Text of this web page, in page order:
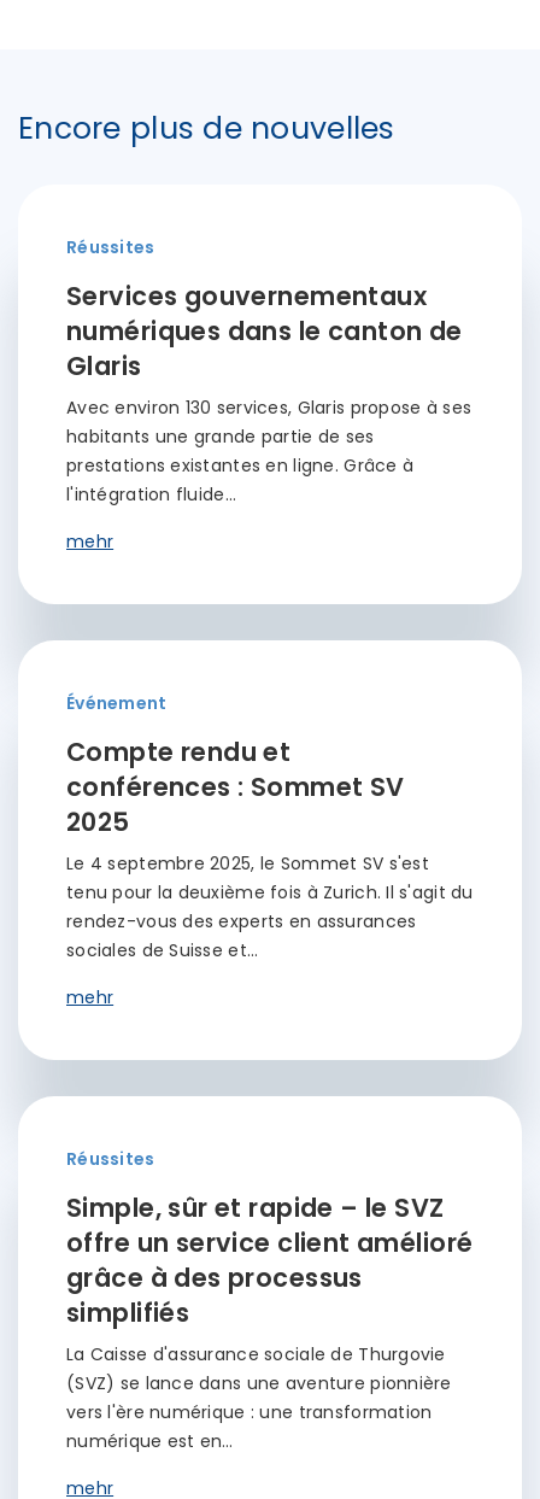
Encore plus de nouvelles
Réussites
Services gouvernementaux
numériques dans le canton de
Glaris
Avec environ 130 services, Glaris propose à ses
habitants une grande partie de ses
prestations existantes en ligne. Grâce à
l'intégration fluide…
mehr
Événement
Compte rendu et
conférences : Sommet SV
2025
Le 4 septembre 2025, le Sommet SV s'est
tenu pour la deuxième fois à Zurich. Il s'agit du
rendez-vous des experts en assurances
sociales de Suisse et…
mehr
Réussites
Simple, sûr et rapide – le SVZ
offre un service client amélioré
grâce à des processus
simplifiés
La Caisse d'assurance sociale de Thurgovie
(SVZ) se lance dans une aventure pionnière
vers l'ère numérique : une transformation
numérique est en…
mehr